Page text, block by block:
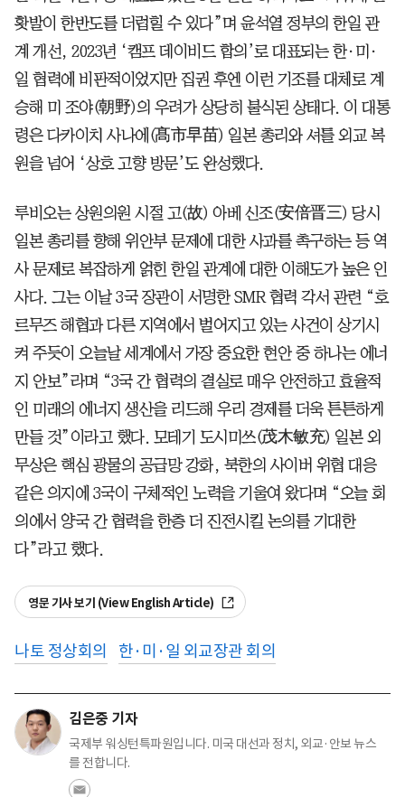
홧발이 한반도를 더럽힐 수 있다”며 윤석열 정부의 한일 관
계 개선, 2023년 ‘캠프 데이비드 합의’로 대표되는 한·미·
일 협력에 비판적이었지만 집권 후엔 이런 기조를 대체로 계
승해 미 조야(朝野)의 우려가 상당히 불식된 상태다. 이 대통
령은 다카이치 사나에(髙市早苗) 일본 총리와 셔틀 외교 복
원을 넘어 ‘상호 고향 방문’도 완성했다.
루비오는 상원의원 시절 고(故) 아베 신조(安倍晋三) 당시
일본 총리를 향해 위안부 문제에 대한 사과를 촉구하는 등 역
사 문제로 복잡하게 얽힌 한일 관계에 대한 이해도가 높은 인
사다. 그는 이날 3국 장관이 서명한 SMR 협력 각서 관련 “호
르무즈 해협과 다른 지역에서 벌어지고 있는 사건이 상기시
켜 주듯이 오늘날 세계에서 가장 중요한 현안 중 하나는 에너
지 안보”라며 “3국 간 협력의 결실로 매우 안전하고 효율적
인 미래의 에너지 생산을 리드해 우리 경제를 더욱 튼튼하게
만들 것”이라고 했다. 모테기 도시미쓰(茂木敏充) 일본 외
무상은 핵심 광물의 공급망 강화, 북한의 사이버 위협 대응
같은 의지에 3국이 구체적인 노력을 기울여 왔다며 “오늘 회
의에서 양국 간 협력을 한층 더 진전시킬 논의를 기대한
다”라고 했다.
영문 기사 보기 (View English Article)
나토 정상회의 한·미·일 외교장관 회의
김은중 기자
국제부 워싱턴특파원입니다. 미국 대선과 정치, 외교·안보 뉴스
를 전합니다.